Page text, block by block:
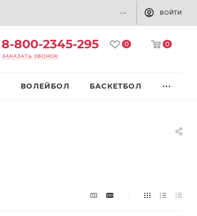
... ВОЙТИ
8-800-2345-295
ЗАКАЗАТЬ ЗВОНОК
0 0
ВОЛЕЙБОЛ БАСКЕТБОЛ